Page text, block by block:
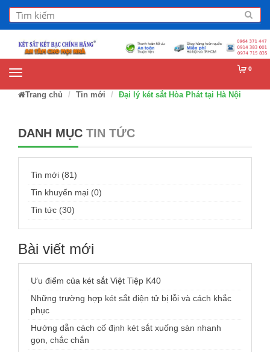
0
Trang chủ Tin mới Đại lý két sắt Hòa Phát tại Hà Nội
DANH MỤC TIN TỨC
Tin mới (81)
Tin khuyến mại (0)
Tin tức (30)
Bài viết mới
Ưu điểm của két sắt Việt Tiệp K40
Những trường hợp két sắt điện tử bị lỗi và cách khắc
phục
Hướng dẫn cách cố định két sắt xuống sàn nhanh
gọn, chắc chắn